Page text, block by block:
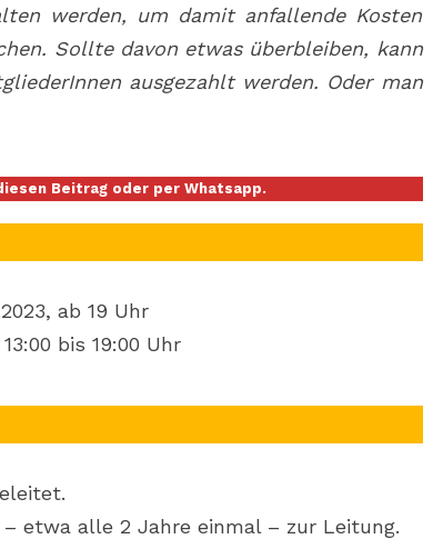
werden, um damit anfallende Kosten
Sollte davon etwas überbleiben, kann
ausgezahlt werden. Oder man
Beitrag oder per Whatsapp.
ab 19 Uhr
bis 19:00 Uhr
etwa alle 2 Jahre einmal – zur Leitung.